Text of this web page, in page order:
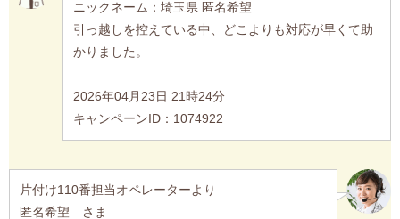
ニックネーム：埼玉県 匿名希望
引っ越しを控えている中、どこよりも対応が早くて助
かりました。
2026年04月23日 21時24分
キャンペーンID：1074922
片付け110番担当オペレーターより
匿名希望 さま